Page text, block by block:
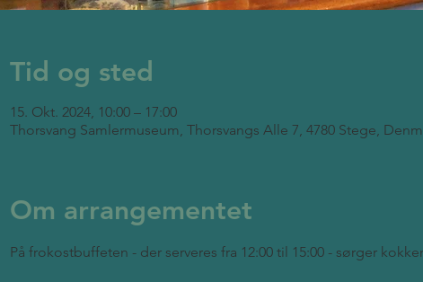
Tid og sted
15. Okt. 2024, 10:00 – 17:00
Thorsvang Samlermuseum, Thorsvangs Alle 7, 4780 Stege,
Om arrangementet
På frokostbuffeten - der serveres fra 12:00 til 15:00 - sørger